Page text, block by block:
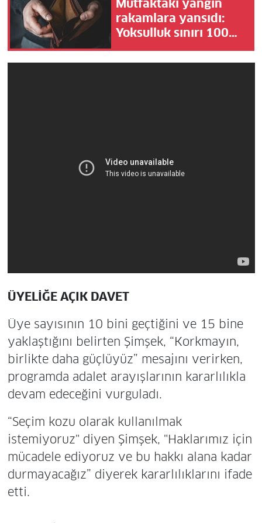
Mutfaktaki yangın
rakamlara yansıdı:
Yoksulluk sınırı 100
bin liraya dayandı!
ÜYELİĞE AÇIK DAVET
Üye sayısının 10 bini geçtiğini ve 15 bine
yaklaştığını belirten Şimşek, “Korkmayın,
birlikte daha güçlüyüz” mesajını verirken,
programda adalet arayışlarının kararlılıkla
devam edeceğini vurguladı.
“Seçim kozu olarak kullanılmak
istemiyoruz" diyen Şimşek, "Haklarımız için
mücadele ediyoruz ve bu hakkı alana kadar
durmayacağız” diyerek kararlılıklarını ifade
etti.